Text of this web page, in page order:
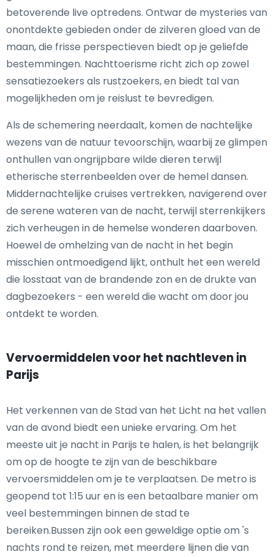
betoverende live optredens. Ontwar de mysteries van
onontdekte gebieden onder de zilveren gloed van de
maan, die frisse perspectieven biedt op je geliefde
bestemmingen. Nachttoerisme richt zich op zowel
sensatiezoekers als rustzoekers, en biedt tal van
mogelijkheden om je reislust te bevredigen.
Als de schemering neerdaalt, komen de nachtelijke
wezens van de natuur tevoorschijn, waarbij ze glimpen
onthullen van ongrijpbare wilde dieren terwijl
etherische sterrenbeelden over de hemel dansen.
Middernachtelijke cruises vertrekken, navigerend over
de serene wateren van de nacht, terwijl sterrenkijkers
zich verheugen in de hemelse wonderen daarboven.
Hoewel de omhelzing van de nacht in het begin
misschien ontmoedigend lijkt, onthult het een wereld
die losstaat van de brandende zon en de drukte van
dagbezoekers - een wereld die wacht om door jou
ontdekt te worden.
Vervoermiddelen voor het nachtleven in
Parijs
Het verkennen van de Stad van het Licht na het vallen
van de avond biedt een unieke ervaring. Om het
meeste uit je nacht in Parijs te halen, is het belangrijk
om op de hoogte te zijn van de beschikbare
vervoersmiddelen om je te verplaatsen. De metro is
geopend tot 1:15 uur en is een betaalbare manier om
veel bestemmingen binnen de stad te
bereiken.Bussen zijn ook een geweldige optie om 's
nachts rond te reizen, met meerdere lijnen die van